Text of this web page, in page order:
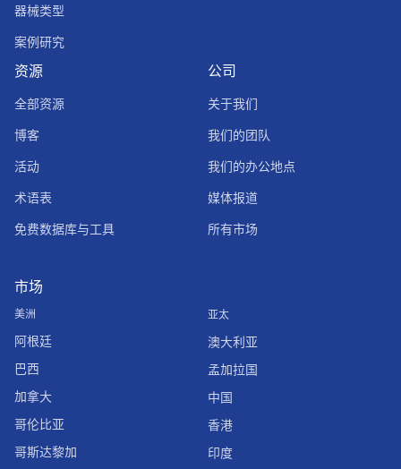
器械类型
案例研究
资源
全部资源
博客
活动
术语表
免费数据库与工具
公司
关于我们
我们的团队
我们的办公地点
媒体报道
所有市场
市场
美洲
阿根廷
巴西
加拿大
哥伦比亚
哥斯达黎加
亚太
澳大利亚
孟加拉国
中国
香港
印度